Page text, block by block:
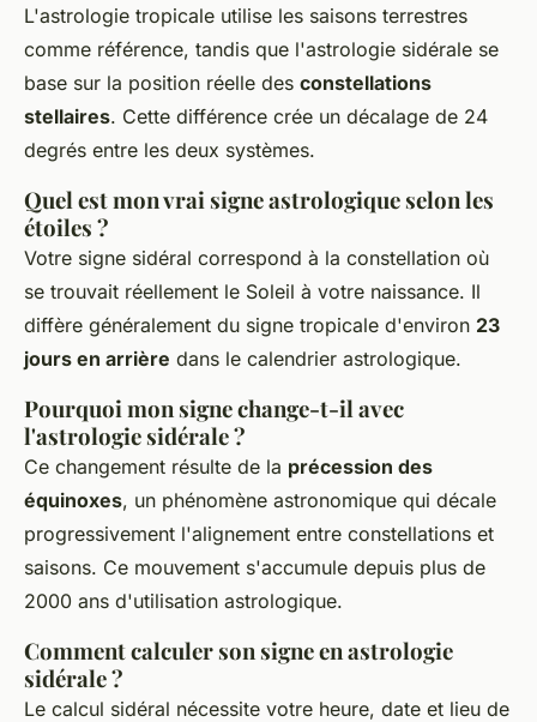
L'astrologie tropicale utilise les saisons terrestres
comme référence, tandis que l'astrologie sidérale se
base sur la position réelle des constellations
stellaires. Cette différence crée un décalage de 24
degrés entre les deux systèmes.
Quel est mon vrai signe astrologique selon les
étoiles ?
Votre signe sidéral correspond à la constellation où
se trouvait réellement le Soleil à votre naissance. Il
diffère généralement du signe tropicale d'environ 23
jours en arrière dans le calendrier astrologique.
Pourquoi mon signe change-t-il avec
l'astrologie sidérale ?
Ce changement résulte de la précession des
équinoxes, un phénomène astronomique qui décale
progressivement l'alignement entre constellations et
saisons. Ce mouvement s'accumule depuis plus de
2000 ans d'utilisation astrologique.
Comment calculer son signe en astrologie
sidérale ?
Le calcul sidéral nécessite votre heure, date et lieu de